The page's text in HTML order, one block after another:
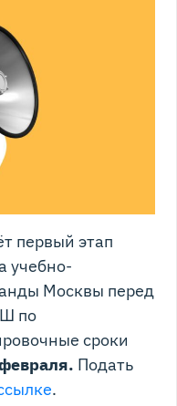
первый этап
учебно-
Москвы перед
по
сроки
Подать
.